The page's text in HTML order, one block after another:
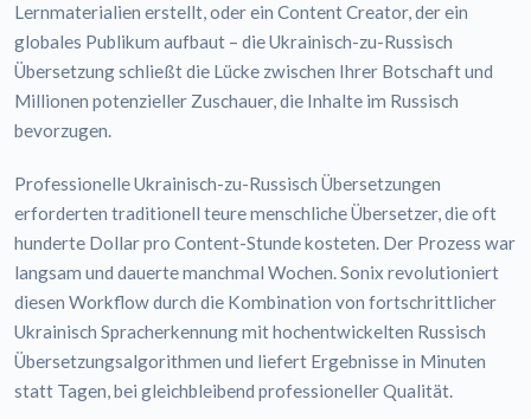
Lernmaterialien erstellt, oder ein Content Creator, der ein
globales Publikum aufbaut – die Ukrainisch-zu-Russisch
Übersetzung schließt die Lücke zwischen Ihrer Botschaft und
Millionen potenzieller Zuschauer, die Inhalte im Russisch
bevorzugen.
Professionelle Ukrainisch-zu-Russisch Übersetzungen
erforderten traditionell teure menschliche Übersetzer, die oft
hunderte Dollar pro Content-Stunde kosteten. Der Prozess war
langsam und dauerte manchmal Wochen. Sonix revolutioniert
diesen Workflow durch die Kombination von fortschrittlicher
Ukrainisch Spracherkennung mit hochentwickelten Russisch
Übersetzungsalgorithmen und liefert Ergebnisse in Minuten
statt Tagen, bei gleichbleibend professioneller Qualität.